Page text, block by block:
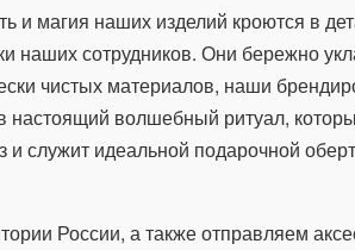
и магия наших изделий кроются в
наших сотрудников. Они бережно
чистых материалов, наши
настоящий волшебный ритуал,
и служит идеальной подарочной
России, а также отправляем